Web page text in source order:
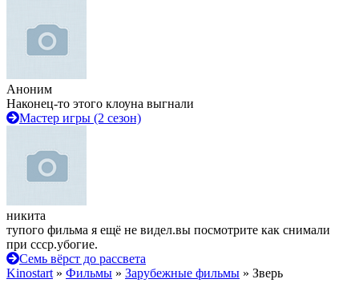
Аноним
Наконец-то этого клоуна выгнали
Мастер игры (2 сезон)
никита
тупого фильма я ещё не видел.вы посмотрите как снимали
при ссср.убогие.
Семь вёрст до рассвета
Kinostart » Фильмы » Зарубежные фильмы » Зверь